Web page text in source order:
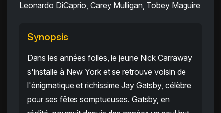
Leonardo DiCaprio, Carey Mulligan, Tobey Maguire
Synopsis
Dans les années folles, le jeune Nick Carraway
s'installe à New York et se retrouve voisin de
l'énigmatique et richissime Jay Gatsby, célèbre
pour ses fêtes somptueuses. Gatsby, en